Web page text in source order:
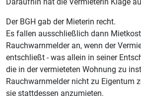
Der BGH gab der Mieterin recht.
Es fallen ausschließlich dann
Rauchwarnmelder an, wenn der
entschließt - was allein in seiner
die in der vermieteten Wohnung zu
Rauchwarnmelder nicht zu Eigentum
sie stattdessen anzumieten.